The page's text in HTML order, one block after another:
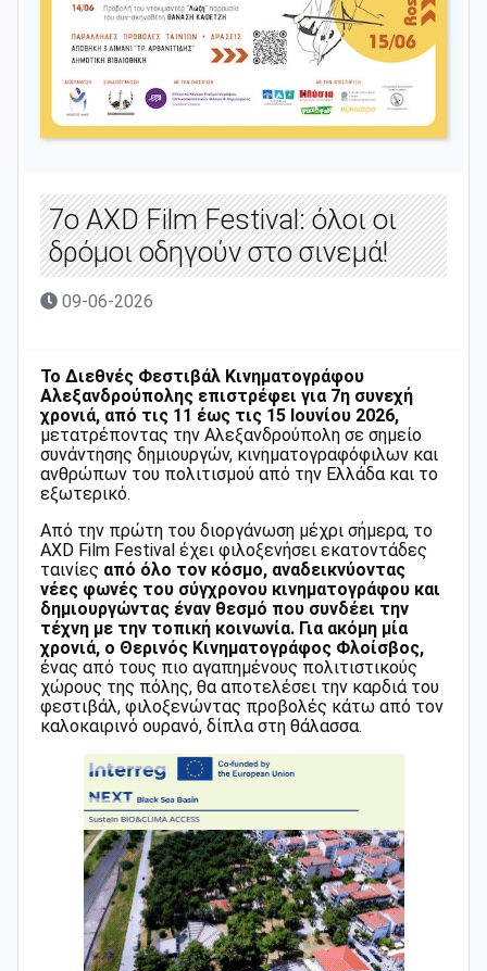
7ο AXD Film Festival: όλοι οι
δρόμοι οδηγούν στο σινεμά!
09-06-2026
Το Διεθνές Φεστιβάλ Κινηματογράφου
Αλεξανδρούπολης επιστρέφει για 7η συνεχή
χρονιά, από τις 11 έως τις 15 Ιουνίου 2026,
μετατρέποντας την Αλεξανδρούπολη σε σημείο
συνάντησης δημιουργών, κινηματογραφόφιλων και
ανθρώπων του πολιτισμού από την Ελλάδα και το
εξωτερικό.
Από την πρώτη του διοργάνωση μέχρι σήμερα, το
AXD Film Festival έχει φιλοξενήσει εκατοντάδες
ταινίες από όλο τον κόσμο, αναδεικνύοντας
νέες φωνές του σύγχρονου κινηματογράφου και
δημιουργώντας έναν θεσμό που συνδέει την
τέχνη με την τοπική κοινωνία. Για ακόμη μία
χρονιά, ο Θερινός Κινηματογράφος Φλοίσβος,
ένας από τους πιο αγαπημένους πολιτιστικούς
χώρους της πόλης, θα αποτελέσει την καρδιά του
φεστιβάλ, φιλοξενώντας προβολές κάτω από τον
καλοκαιρινό ουρανό, δίπλα στη θάλασσα.